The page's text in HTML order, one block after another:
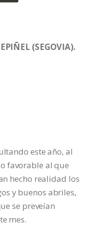
(SEGOVIA).
este año, al
favorable al que
hecho realidad los
y buenos abriles,
se preveían
mes.